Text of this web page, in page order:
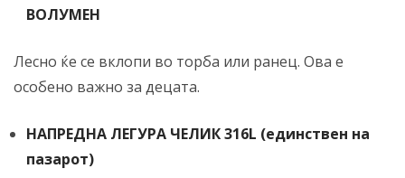
ВОЛУМЕН
Лесно ќе се вклопи во торба или ранец. Ова е
особено важно за децата.
НАПРЕДНА ЛЕГУРА ЧЕЛИК 316L (единствен на
пазарот)